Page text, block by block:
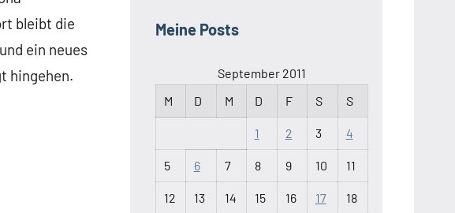
bleibt die
ein neues
hingehen.
Meine Posts
September 2011
M
D M D F S S
1 2 3 4
5 6 7 8 9 10 11
12 13 14 15 16 17 18